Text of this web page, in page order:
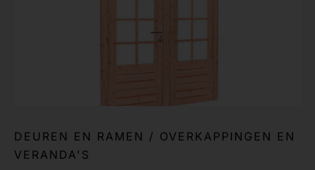
DEUREN EN RAMEN / OVERKAPPINGEN EN
VERANDA'S